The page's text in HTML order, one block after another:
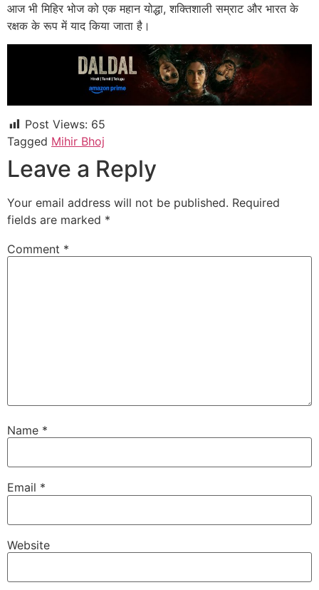
आज भी मिहिर भोज को एक महान योद्धा, शक्तिशाली सम्राट और भारत के
रक्षक के रूप में याद किया जाता है।
Post Views: 65
Tagged Mihir Bhoj
Leave a Reply
Your email address will not be published. Required
fields are marked *
Comment *
Name *
Email *
Website